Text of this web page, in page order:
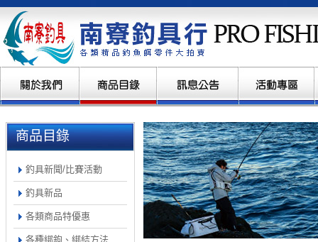
商品目錄
釣具新聞/比賽活動
釣具新品
各類商品特優惠
各種綁鉤、綁結方法